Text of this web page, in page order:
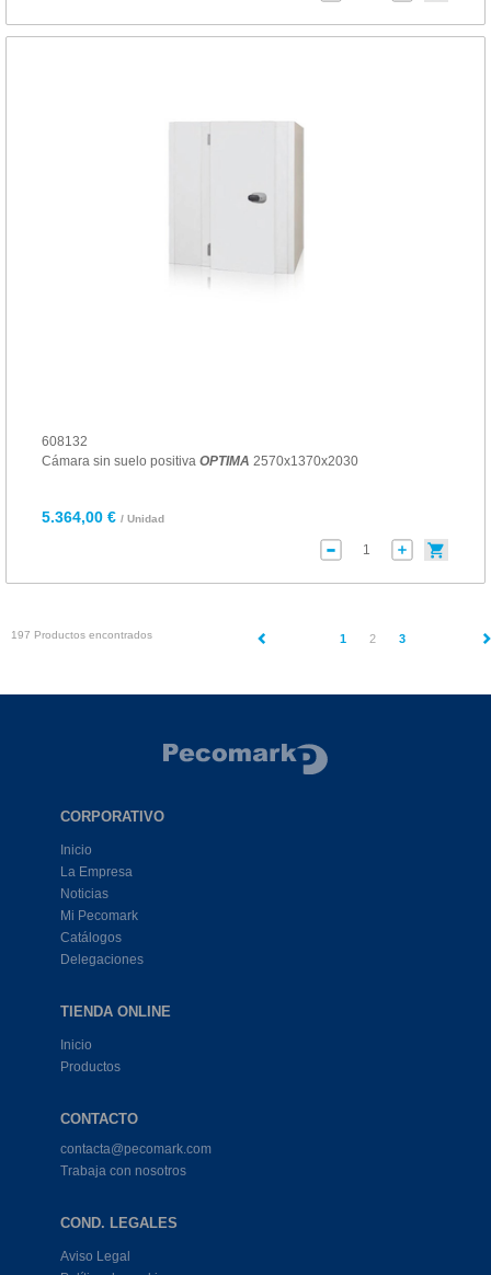
608132
Cámara sin suelo positiva OPTIMA 2570x1370x2030
5.364,00 € / Unidad
197 Productos encontrados 1 2(current)
3
CORPORATIVO
Inicio
La Empresa
Noticias
Mi Pecomark
Catálogos
Delegaciones
TIENDA ONLINE
Inicio
Productos
CONTACTO
contacta@pecomark.com
Trabaja con nosotros
COND. LEGALES
Aviso Legal